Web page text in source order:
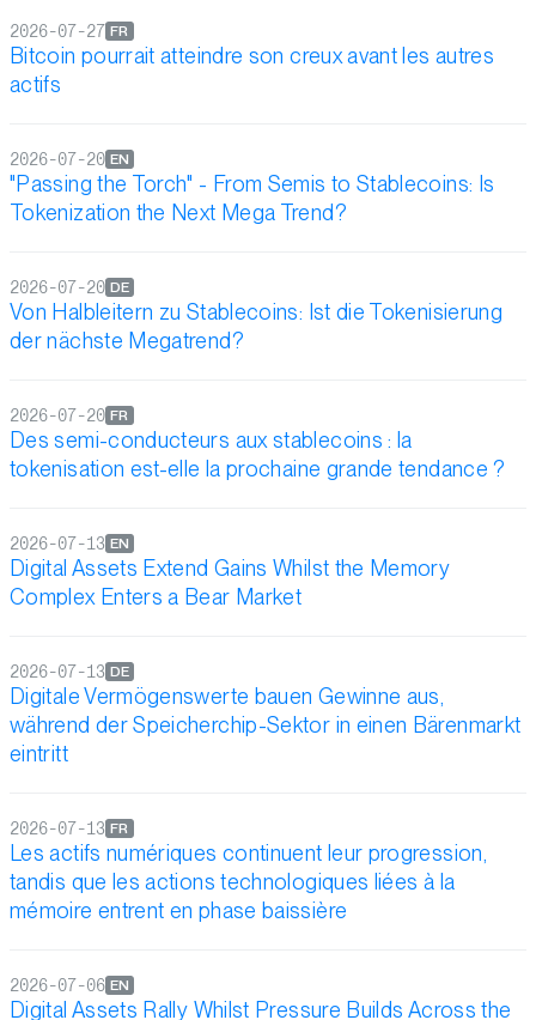
Bitcoin pourrait atteindre son creux avant les autres
actifs
FR
2026-07-27
"Passing the Torch" - From Semis to Stablecoins: Is
Tokenization the Next Mega Trend?
EN
2026-07-20
Von Halbleitern zu Stablecoins: Ist die Tokenisierung
der nächste Megatrend?
DE
2026-07-20
Des semi-conducteurs aux stablecoins : la
tokenisation est-elle la prochaine grande tendance ?
FR
2026-07-20
Digital Assets Extend Gains Whilst the Memory
Complex Enters a Bear Market
EN
2026-07-13
Digitale Vermögenswerte bauen Gewinne aus,
während der Speicherchip-Sektor in einen Bärenmarkt
eintritt
DE
2026-07-13
Les actifs numériques continuent leur progression,
tandis que les actions technologiques liées à la
mémoire entrent en phase baissière
FR
2026-07-13
Digital Assets Rally Whilst Pressure Builds Across the
EN
2026-07-06